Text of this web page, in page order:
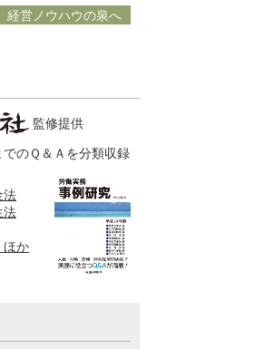
経営ノウハウの泉へ
監修提供
のＱ＆Ａを分類収録
法
法
か